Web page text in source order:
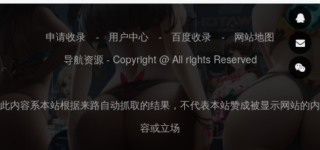
申请收录 - 用户中心 - 百度收录 -
网站地图
导航资源 - Copyright @ All rights Reserved
此内容系本站根据来路自动抓取的结果，不代表本站赞成被显示网站的内
容或立场